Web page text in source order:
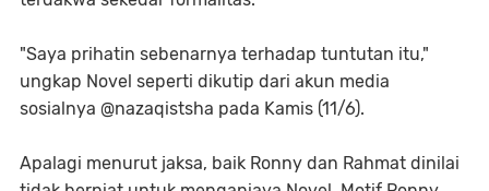
"Saya prihatin sebenarnya terhadap tuntutan itu,"
ungkap Novel seperti dikutip dari akun media
sosialnya @nazaqistsha pada Kamis (11/6).
Apalagi menurut jaksa, baik Ronny dan Rahmat dinilai